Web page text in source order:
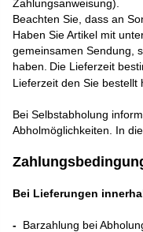
Zahlungsanweisung).
Beachten Sie, dass an
Haben Sie Artikel mit
gemeinsamen Sendung,
haben. Die Lieferzeit
Lieferzeit den Sie bestellt
Bei Selbstabholung
Abholmöglichkeiten. In
Bei Lieferungen
- Barzahlung bei